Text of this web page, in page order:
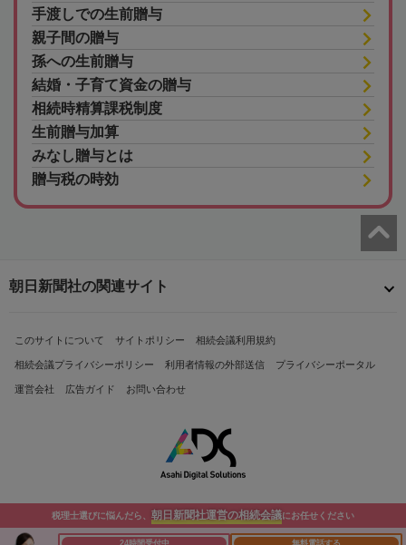
手渡しでの生前贈与
親子間の贈与
孫への生前贈与
結婚・子育て資金の贈与
相続時精算課税制度
生前贈与加算
みなし贈与とは
贈与税の時効
税理士選びに悩んだら、 朝日新聞社運営の相続会議にお任せください
24時間受付中 無料電話する
朝日新聞社の関連サイト
このサイトについて サイトポリシー 相続会議利用規約
相続会議プライバシーポリシー 利用者情報の外部送信 プライバシーポータル
運営会社 広告ガイド お問い合わせ
Copyright© The Asahi Shimbun Company. All Rights Reserved.